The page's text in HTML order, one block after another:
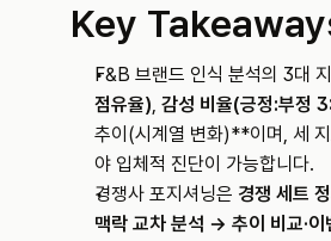
Key
F&B 브랜드 인식 분석의 3대
점유율), 감성 비율(긍정:부정
추이(시계열 변화)**이며, 세
야 입체적 진단이 가능합니다.
경쟁사 포지셔닝은 경쟁 세트
맥락 교차 분석 → 추이 비교·이